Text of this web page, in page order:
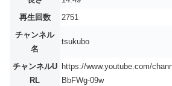
再生回数
2751
チャンネル
名
tsukubo
チャンネルU
RL
https://www.youtube.com/
BbFWg-09w